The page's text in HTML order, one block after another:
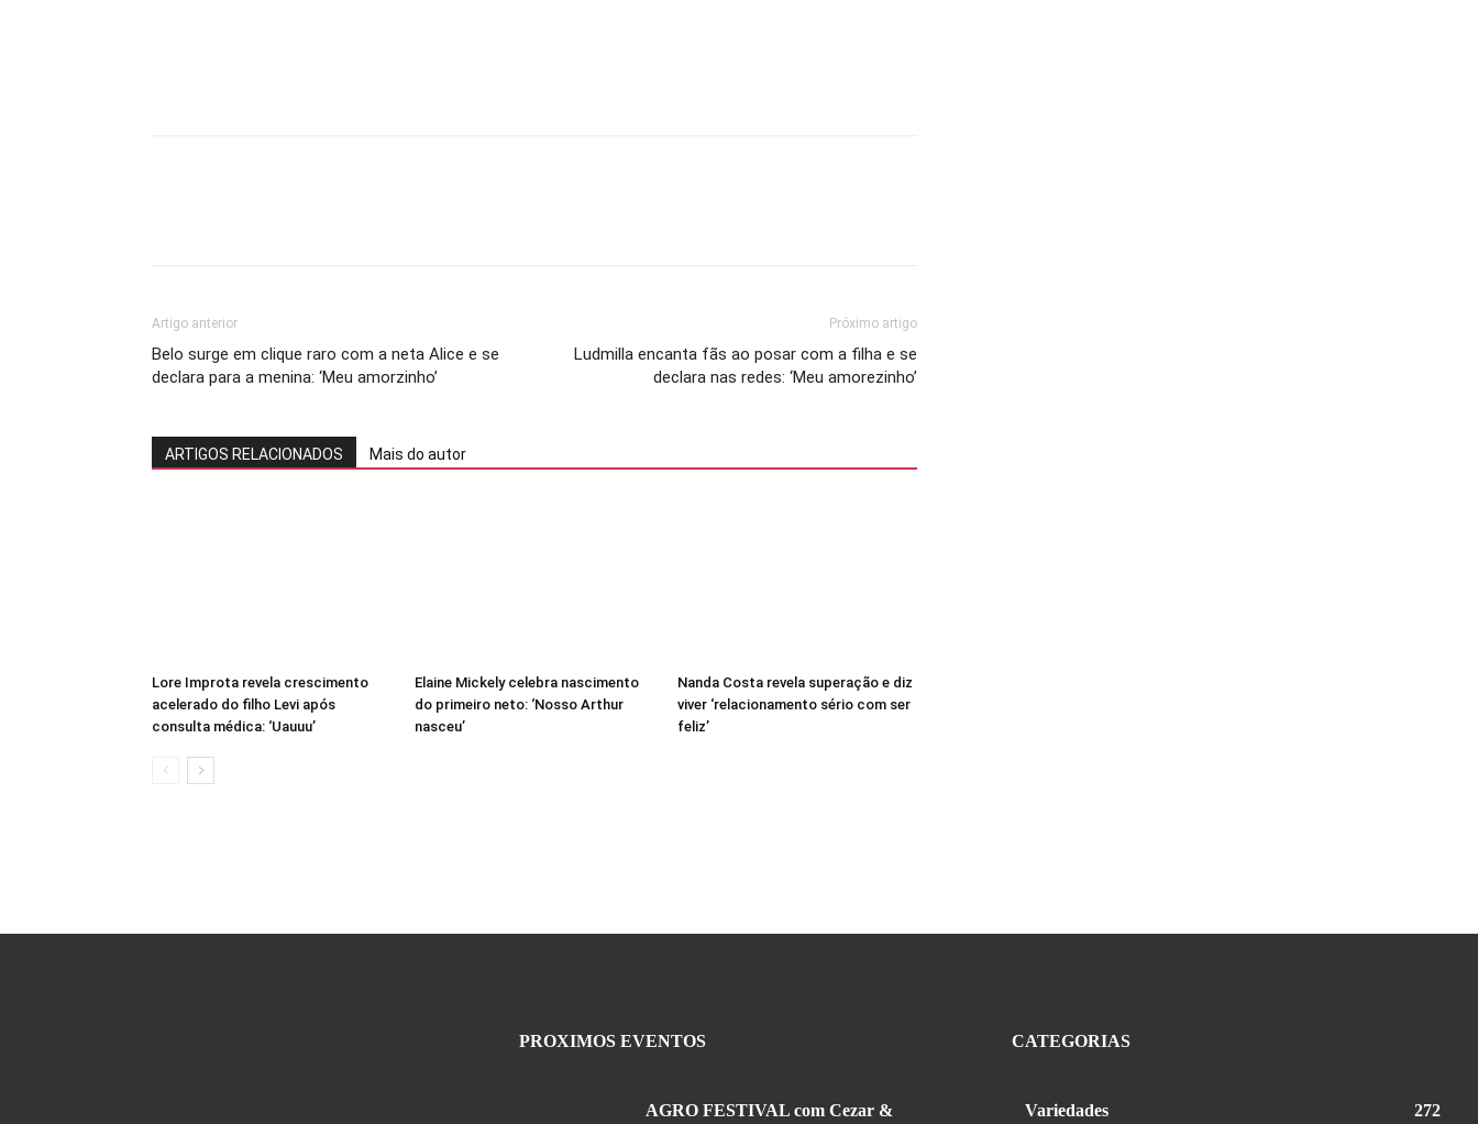
Artigo anterior
Belo surge em clique raro com a neta Alice e se
declara para a menina: ‘Meu amorzinho’
Próximo artigo
Ludmilla encanta fãs ao posar com a filha e se
declara nas redes: ‘Meu amorezinho’
ARTIGOS RELACIONADOS Mais do autor
Lore Improta revela crescimento
acelerado do filho Levi após
consulta médica: ‘Uauuu’
Elaine Mickely celebra nascimento
do primeiro neto: ‘Nosso Arthur
nasceu’
Nanda Costa revela superação e diz
viver ‘relacionamento sério com ser
feliz’
PROXIMOS EVENTOS
AGRO FESTIVAL com Cezar &
CATEGORIAS
Variedades 272